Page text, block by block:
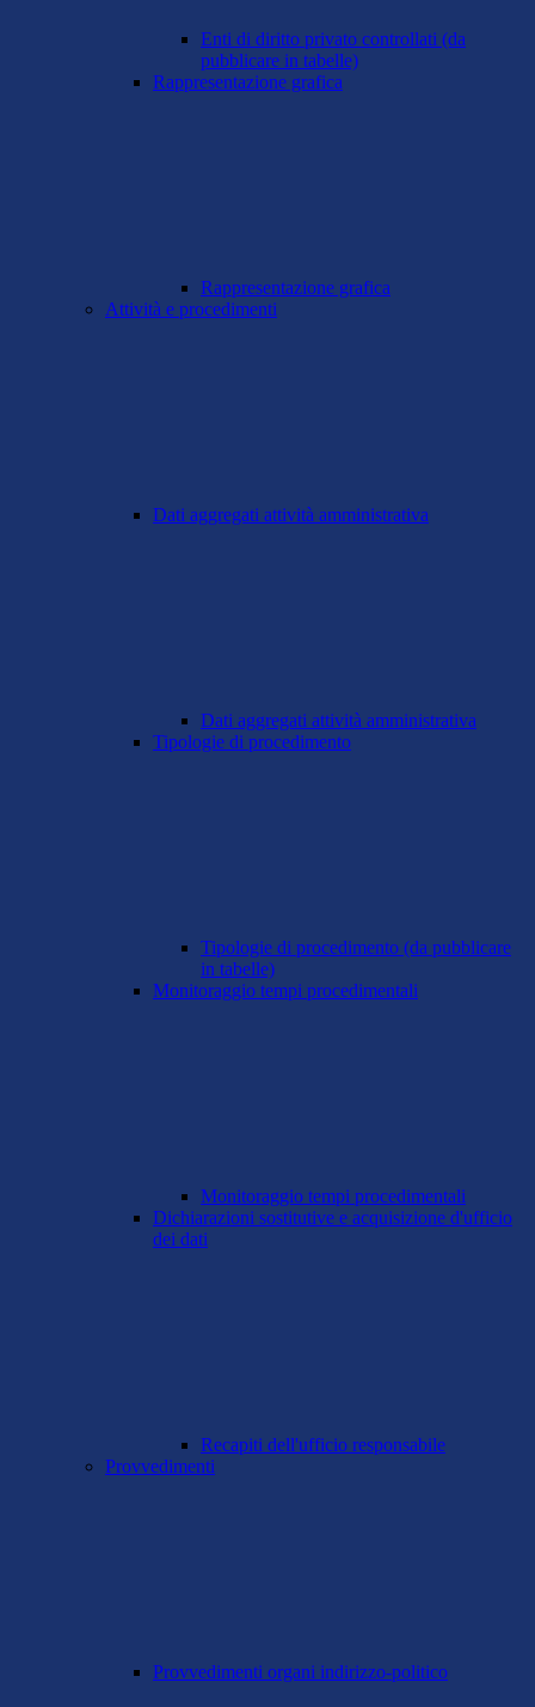
Enti di diritto privato controllati (da
pubblicare in tabelle)
Rappresentazione grafica
Rappresentazione grafica
Attività e procedimenti
Dati aggregati attività amministrativa
Dati aggregati attività amministrativa
Tipologie di procedimento
Tipologie di procedimento (da pubblicare
in tabelle)
Monitoraggio tempi procedimentali
Monitoraggio tempi procedimentali
Dichiarazioni sostitutive e acquisizione d'ufficio
dei dati
Recapiti dell'ufficio responsabile
Provvedimenti
Provvedimenti organi indirizzo-politico